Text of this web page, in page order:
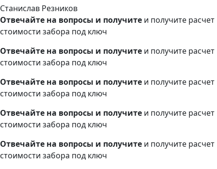
Станислав Резников
Отвечайте на вопросы и получите и получите расчет
стоимости забора под ключ
Отвечайте на вопросы и получите и получите расчет
стоимости забора под ключ
Отвечайте на вопросы и получите и получите расчет
стоимости забора под ключ
Отвечайте на вопросы и получите и получите расчет
стоимости забора под ключ
Отвечайте на вопросы и получите и получите расчет
стоимости забора под ключ